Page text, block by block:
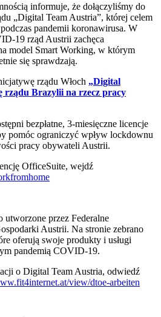
informuje, że dołączyliśmy do
„Digital Team Austria”, której celem
pandemii koronawirusa. W
rząd Austrii zachęca
model Smart Working, w którym
się sprawdzają.
rządu Włoch „Digital
rządu Brazylii na rzecz pracy
bezpłatne, 3‑miesięczne licencje
pomóc ograniczyć wpływ lockdownu
pracy obywateli Austrii.
OfficeSuite, wejdź
utworzone przez Federalne
Austrii. Na stronie zebrano
oferują swoje produkty i usługi
pandemią COVID‑19.
o Digital Team Austria, odwiedź
view/dtoe-arbeiten